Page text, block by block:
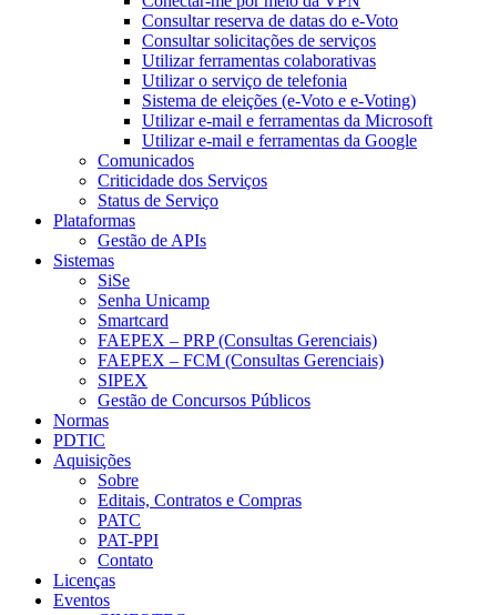
Consultar reserva de datas do e-Voto
Consultar solicitações de serviços
Utilizar ferramentas colaborativas
Utilizar o serviço de telefonia
Sistema de eleições (e-Voto e e-Voting)
Utilizar e-mail e ferramentas da Microsoft
Utilizar e-mail e ferramentas da Google
Comunicados
Criticidade dos Serviços
Status de Serviço
Plataformas
Gestão de APIs
Sistemas
SiSe
Senha Unicamp
Smartcard
FAEPEX – PRP (Consultas Gerenciais)
FAEPEX – FCM (Consultas Gerenciais)
SIPEX
Gestão de Concursos Públicos
Normas
PDTIC
Aquisições
Sobre
Editais, Contratos e Compras
PATC
PAT-PPI
Contato
Licenças
Eventos